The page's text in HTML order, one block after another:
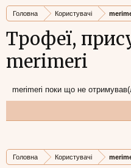
Головна Користувачі
Трофеї,
merimeri
merimeri поки що не
Головна Користувачі